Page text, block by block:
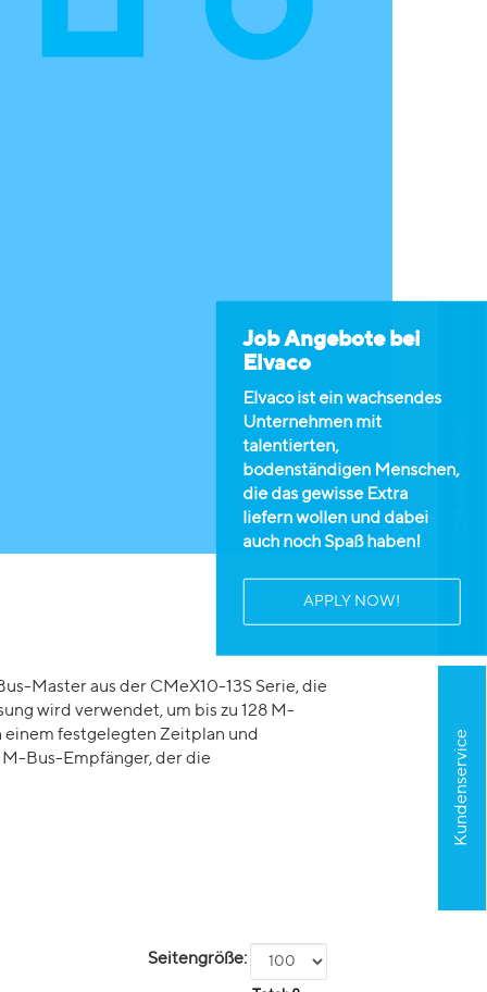
Kundenservice
Offene Stellen
Job Angebote bei
Elvaco
Elvaco ist ein wachsendes
Unternehmen mit
talentierten,
bodenständigen Menschen,
die das gewisse Extra
liefern wollen und dabei
auch noch Spaß haben!
APPLY NOW!
Master aus der CMeX10-13S Serie, die
wird verwendet, um bis zu 128 M-
einem festgelegten Zeitplan und
Bus-Empfänger, der die
Seitengröße: